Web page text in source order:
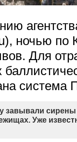
ночью по
Для
завывали
Уже